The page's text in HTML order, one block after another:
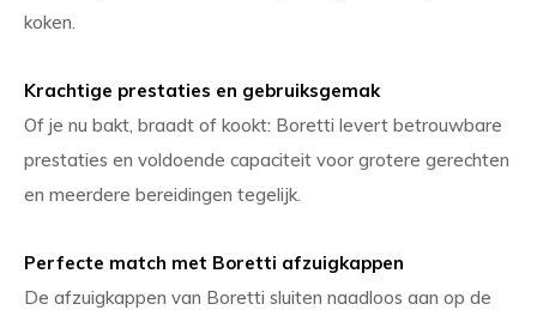
koken.
Krachtige prestaties en gebruiksgemak
Of je nu bakt, braadt of kookt: Boretti levert betrouwbare
prestaties en voldoende capaciteit voor grotere gerechten
en meerdere bereidingen tegelijk.
Perfecte match met Boretti afzuigkappen
De afzuigkappen van Boretti sluiten naadloos aan op de